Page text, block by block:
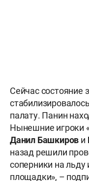
Сейчас состояние
палату. Панин
Нынешние игроки
Данил Башкиров и
назад решили
соперники на льду
площадки», –